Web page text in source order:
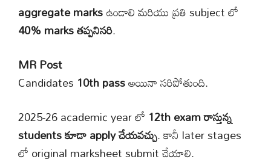
aggregate marksఉండాలి మరియు ప్రతి subject లో
40% marks తప్పనిసరి.
MR Post
Candidates 10th passఅయినా సరిపోతుంది.
2025-26 academic year లో 12th exam రాస్తున్న
students కూడా apply చేయవచ్చు. కానీ later stages
లో original marksheet submit చేయాలి.